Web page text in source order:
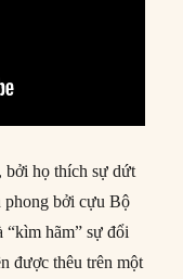
bởi họ thích sự dứt
phong bởi cựu Bộ
hãm” sự đổi
được thêu trên một